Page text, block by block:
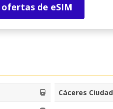
de eSIM
Cáceres Ciudad